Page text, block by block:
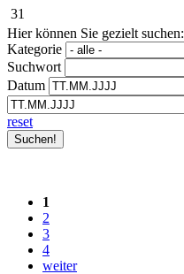
31
Hier können Sie gezielt suchen:
Kategorie
Suchwort
Datum
reset
1
2
3
4
weiter